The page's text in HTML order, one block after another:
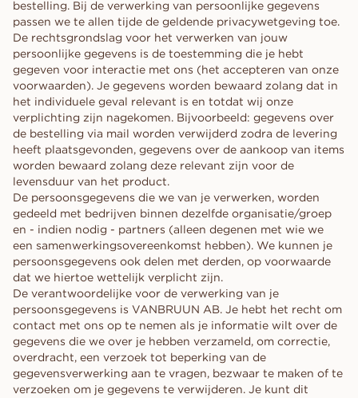
bestelling. Bij de verwerking van persoonlijke gegevens
passen we te allen tijde de geldende privacywetgeving toe.
De rechtsgrondslag voor het verwerken van jouw
persoonlijke gegevens is de toestemming die je hebt
gegeven voor interactie met ons (het accepteren van onze
voorwaarden). Je gegevens worden bewaard zolang dat in
het individuele geval relevant is en totdat wij onze
verplichting zijn nagekomen. Bijvoorbeeld: gegevens over
de bestelling via mail worden verwijderd zodra de levering
heeft plaatsgevonden, gegevens over de aankoop van items
worden bewaard zolang deze relevant zijn voor de
levensduur van het product.
De persoonsgegevens die we van je verwerken, worden
gedeeld met bedrijven binnen dezelfde organisatie/groep
en - indien nodig - partners (alleen degenen met wie we
een samenwerkingsovereenkomst hebben). We kunnen je
persoonsgegevens ook delen met derden, op voorwaarde
dat we hiertoe wettelijk verplicht zijn.
De verantwoordelijke voor de verwerking van je
persoonsgegevens is VANBRUUN AB. Je hebt het recht om
contact met ons op te nemen als je informatie wilt over de
gegevens die we over je hebben verzameld, om correctie,
overdracht, een verzoek tot beperking van de
gegevensverwerking aan te vragen, bezwaar te maken of te
verzoeken om je gegevens te verwijderen. Je kunt dit